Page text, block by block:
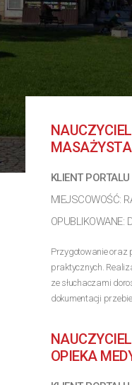
KLIENT
MIEJSCOWOŚĆ:
OPUBLIKOWANE:
Przygotowanie oraz
praktycznych.
ze słuchaczami
dokumentacji
>> Poznaj
OPIEKA